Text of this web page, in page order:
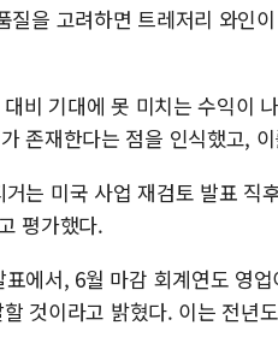
질을 고려하면 트레저리 와인
비 기대에 못 미치는 수익이
존재한다는 점을 인식했고,
는 미국 사업 재검토 발표 직
평가했다.
에서, 6월 마감 회계연도 영
것이라고 밝혔다. 이는 전년